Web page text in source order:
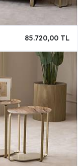
85.720,00 TL